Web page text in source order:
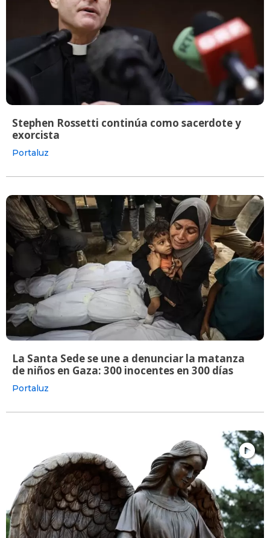
Stephen Rossetti continúa como sacerdote y
exorcista
Portaluz
La Santa Sede se une a denunciar la matanza
de niños en Gaza: 300 inocentes en 300 días
Portaluz